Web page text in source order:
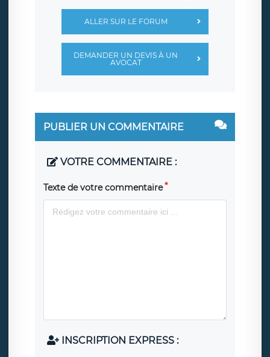
ALLER SUR LE FORUM
DEMANDER UN DEVIS À UN
AVOCAT
PUBLIER UN COMMENTAIRE
VOTRE COMMENTAIRE :
Texte de votre commentaire
INSCRIPTION EXPRESS :